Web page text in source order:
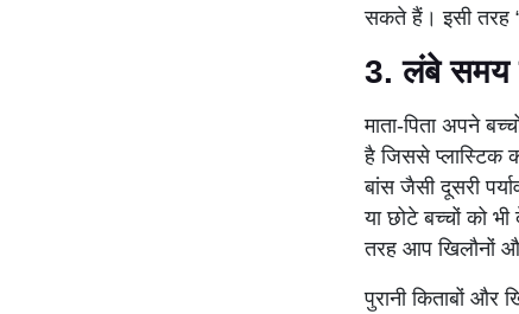
सकते हैं। इसी तरह
3.लंबे समय
माता-पिता अपने
है जिससे प्लास्टिक
बांस जैसी दूसरी
या छोटे बच्चों को
तरह आप खिलौनों
पुरानी किताबों